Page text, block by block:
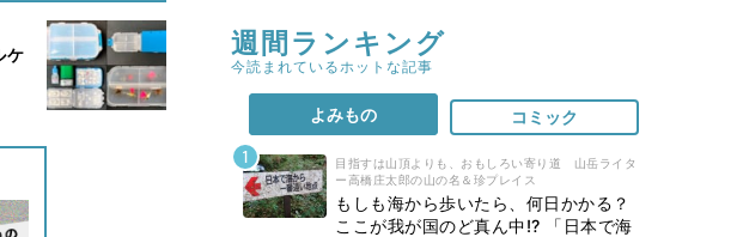
ケ
週間ランキング
今読まれているホットな記事
よみもの コミック
目指すは山頂よりも、おもしろい寄り道 山岳ライタ
ー高橋庄太郎の山の名＆珍プレイス
もしも海から歩いたら、何日かかる？
ここが我が国のど真ん中!? 「日本で海